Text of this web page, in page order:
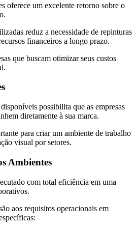
oferece um excelente retorno sobre o
reduz a necessidade de repinturas
financeiros a longo prazo.
que buscam otimizar seus custos
possibilita que as empresas
diretamente à sua marca.
para criar um ambiente de trabalho
visual por setores.
Ambientes
com total eficiência em uma
aos requisitos operacionais em